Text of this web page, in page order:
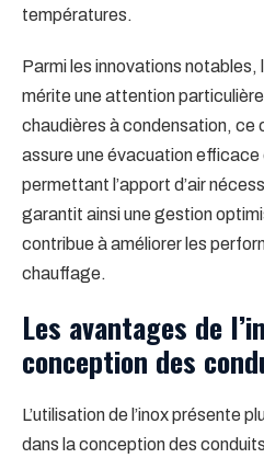
températures.
Parmi les innovations notables,
mérite une attention
chaudières à condensation, ce
assure une évacuation
permettant l’apport d’air
garantit ainsi une gestion
contribue à améliorer les
chauffage.
Les avantages de
conception des
L’utilisation de l’inox présente
dans la conception des